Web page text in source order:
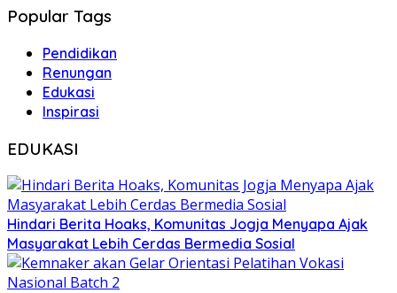
Popular Tags
Pendidikan
Renungan
Edukasi
Inspirasi
EDUKASI
Hindari Berita Hoaks, Komunitas Jogja Menyapa Ajak
Masyarakat Lebih Cerdas Bermedia Sosial